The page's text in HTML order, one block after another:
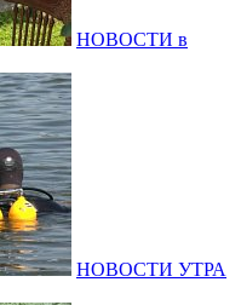
НОВОСТИ в
НОВОСТИ УТРА